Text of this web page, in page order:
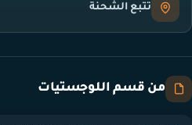
تتبع الشحنة
من قسم اللوجستيات